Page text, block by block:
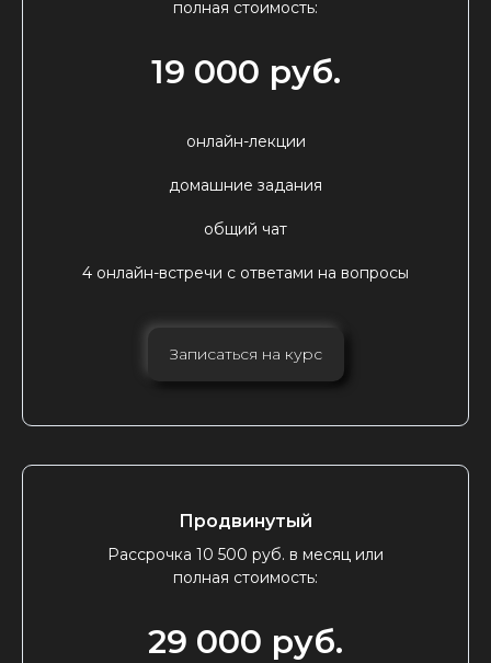
полная стоимость:
19 000 руб.
онлайн-лекции
домашние задания
общий чат
4 онлайн-встречи с ответами на вопросы
Записаться на курс
Продвинутый
Рассрочка 10 500 руб. в месяц или
полная стоимость:
29 000 руб.